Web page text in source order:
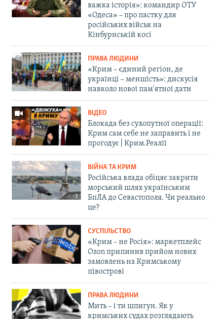
важка історія»: командир ОТУ
«Одеса» – про пастку для
російських військ на
Кінбурнській косі
ПРАВА ЛЮДИНИ
«Крим – єдиний регіон, де
українці – меншість»: дискусія
навколо нової пам'ятної дати
ВІДЕО
Блокада без сухопутної операції:
Крим сам себе не заправить і не
прогодує | Крим.Реалії
ВІЙНА ТА КРИМ
Російська влада обіцяє закрити
морський шлях українським
БпЛА до Севастополя. Чи реально
це?
СУСПІЛЬСТВО
«Крим – не Росія»: маркетплейс
Ozon припинив прийом нових
замовлень на Кримському
півострові
ПРАВА ЛЮДИНИ
Мить – і ти шпигун. Як у
кримських судах розглядають